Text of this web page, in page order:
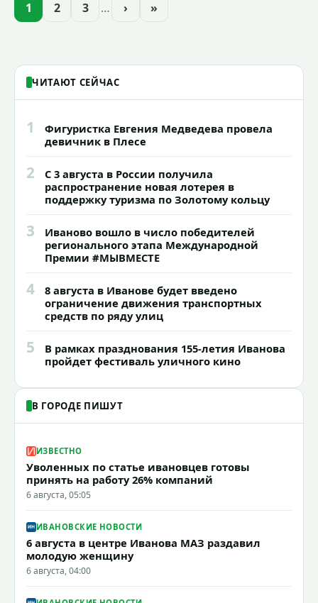
образовательного учреждения.
1 2 3 … › »
ЧИТАЮТ СЕЙЧАС
1
Фигуристка Евгения Медведева провела
девичник в Плесе
2
С 3 августа в России получила
распространение новая лотерея в
поддержку туризма по Золотому кольцу
3
Иваново вошло в число победителей
регионального этапа Международной
Премии #МЫВМЕСТЕ
4
8 августа в Иванове будет введено
ограничение движения транспортных
средств по ряду улиц
5
В рамках празднования 155-летия Иванова
пройдет фестиваль уличного кино
В ГОРОДЕ ПИШУТ
ИЗВЕСТНО
Уволенных по статье ивановцев готовы
принять на работу 26% компаний
6 августа, 05:05
ИВАНОВСКИЕ НОВОСТИ
6 августа в центре Иванова МАЗ раздавил
молодую женщину
6 августа, 04:00